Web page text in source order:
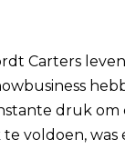
Carters
druk
voldoen, was